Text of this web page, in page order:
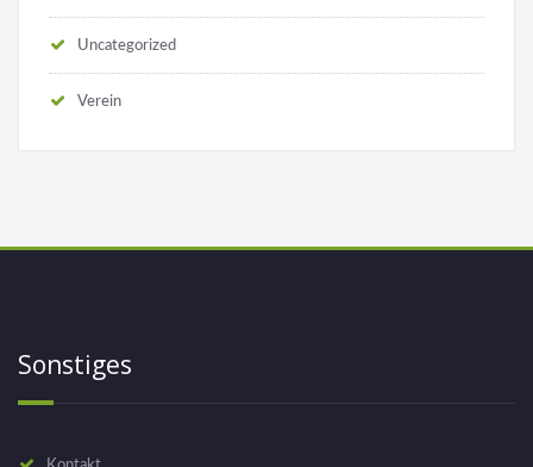
Uncategorized
Verein
Sonstiges